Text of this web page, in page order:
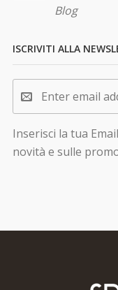
Blog
ISCRIVITI ALLA
Inserisci la tua
novità e sulle